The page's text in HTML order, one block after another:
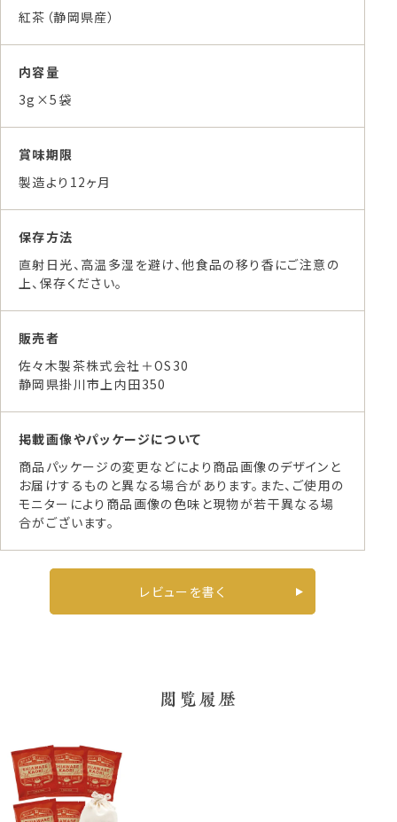
紅茶（静岡県産）
内容量
3g×5袋
賞味期限
製造より12ヶ月
保存方法
直射日光、高温多湿を避け、他食品の移り香にご注意の
上、保存ください。
販売者
佐々木製茶株式会社＋OS30
静岡県掛川市上内田350
掲載画像やパッケージについて
商品パッケージの変更などにより商品画像のデザインと
お届けするものと異なる場合があります。また、ご使用の
モニターにより商品画像の色味と現物が若干異なる場
合がございます。
レビューを書く
閲覧履歴